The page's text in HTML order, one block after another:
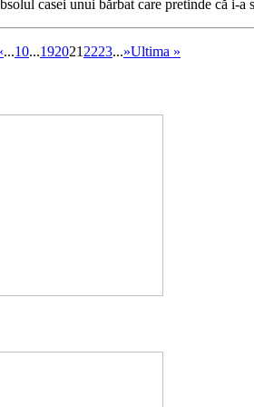
casei unui bărbat care pretinde că
...10...192021 2223...»Ultima »